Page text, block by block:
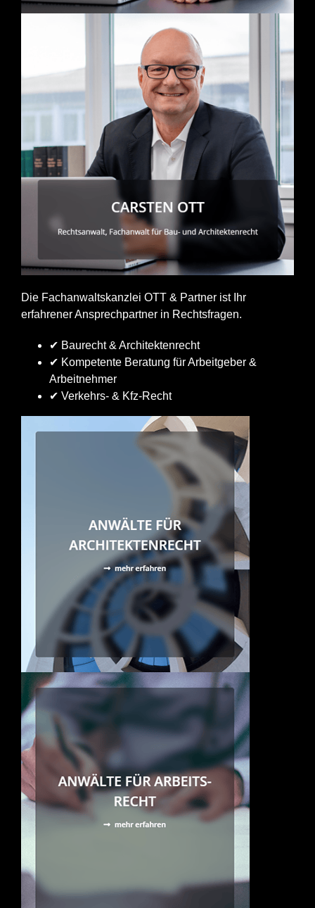
Die Fachanwaltskanzlei OTT & Partner ist Ihr
erfahrener Ansprechpartner in Rechtsfragen.
✔ Baurecht & Architektenrecht
✔ Kompetente Beratung für Arbeitgeber &
Arbeitnehmer
✔ Verkehrs- & Kfz-Recht